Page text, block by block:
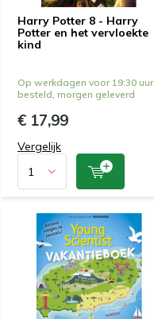
Harry Potter 8 - Harry
Potter en het vervloekte
kind
Op werkdagen voor 19:30 uur
besteld, morgen geleverd
€ 17,99
Vergelijk